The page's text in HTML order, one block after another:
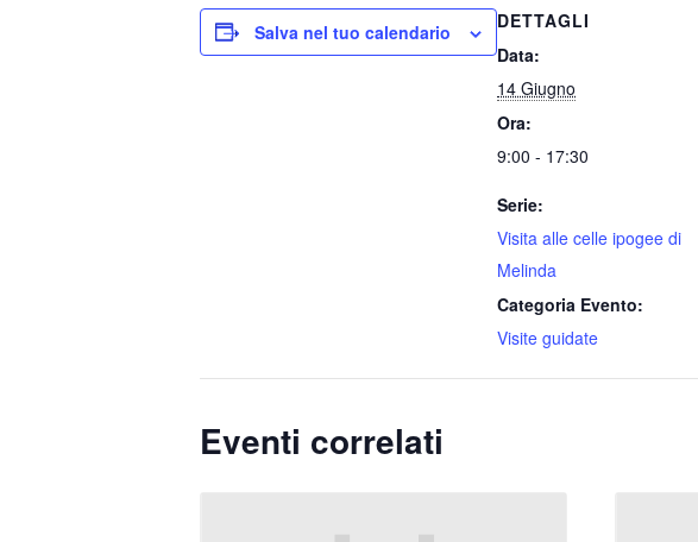
Salva nel tuo calendario
DETTAGLI
Data:
14 Giugno
Ora:
9:00 - 17:30
Serie:
Visita alle celle ipogee di
Melinda
Categoria Evento:
Visite guidate
Eventi correlati